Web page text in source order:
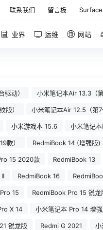
联系我们 留言板 Surface
业界 运维 网站
动） 小米笔记本Air 13.3（
版） 小米笔记本Air 12.5（第7
小米游戏本 15.6 小米笔记
款） RedmiBook 14 (增强版)
15 2020款 RedmiBook 13
RedmiBook 16
15 RedmiBook Pro 15 锐龙
X 14 小米笔记本 Pro 14 增
锐龙版 Redmi G 2021 小